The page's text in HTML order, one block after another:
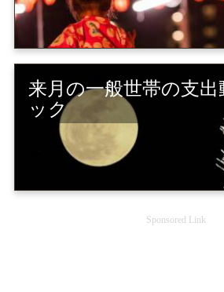
来月の一般世帯の支出
ック
Sponsored Link